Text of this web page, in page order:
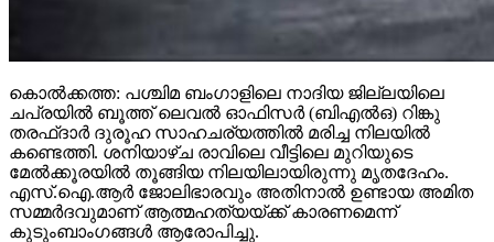
കൊല്‍ക്കത്ത: പശ്ചിമ ബംഗാളിലെ നാദിയ ജില്ലയിലെ
ചപ്രയില്‍ ബൂത്ത് ലെവല്‍ ഓഫിസര്‍ (ബിഎല്‍ഒ) റിങ്കു
തരഫ്ദാര്‍ ദുരൂഹ സാഹചര്യത്തില്‍ മരിച്ച നിലയില്‍
കണ്ടെത്തി. ശനിയാഴ്ച രാവിലെ വീട്ടിലെ മുറിയുടെ
മേല്‍ക്കൂരയില്‍ തൂങ്ങിയ നിലയിലായിരുന്നു മൃതദേഹം.
എസ്.ഐ.ആര്‍ ജോലിഭാരവും അതിനാല്‍ ഉണ്ടായ അമിത
സമ്മര്‍ദവുമാണ് ആത്മഹത്യയ്ക്ക് കാരണമെന്ന്
കുടുംബാംഗങ്ങള്‍ ആരോപിച്ചു.